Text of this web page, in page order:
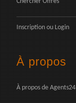
Inscription ou Login
À propos
À propos de Agents24